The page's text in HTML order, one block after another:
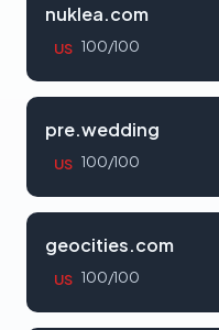
nuklea.com
US 100/100
pre.wedding
US 100/100
geocities.com
US 100/100